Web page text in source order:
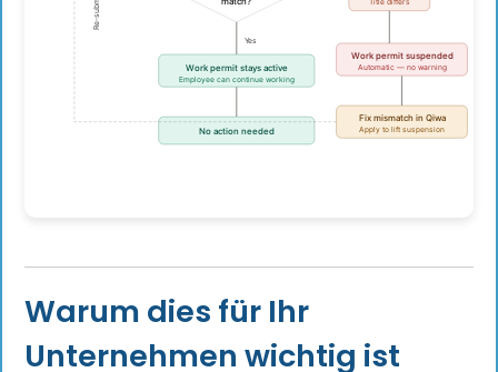
Warum dies für Ihr
Unternehmen wichtig ist